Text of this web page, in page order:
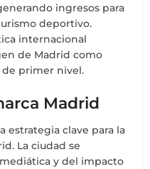
ingresos para
deportivo.
internacional
de Madrid como
primer nivel.
Madrid
estrategia clave para la
La ciudad se
y del impacto